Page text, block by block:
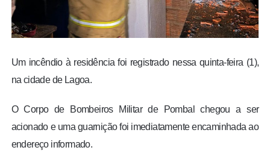
ENQUETE
TV LPB
COLUNISTAS
Um incêndio à residência foi registrado nessa quinta-feira (1),
na cidade de Lagoa.
O Corpo de Bombeiros Militar de Pombal chegou a ser
acionado e uma guarnição foi imediatamente encaminhada ao
endereço informado.